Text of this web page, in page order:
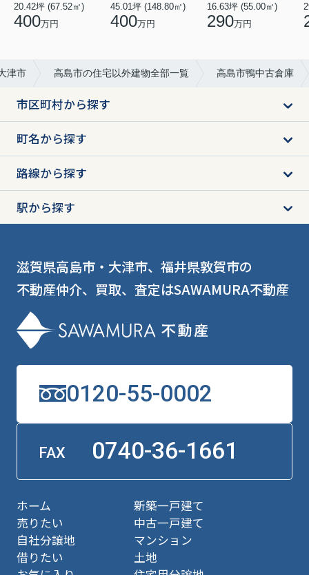
20.42坪 (67.52㎡)
400万円
45.01坪 (148.80㎡)
400万円
16.63坪 (55.00㎡)
290万円
津市 高島市の住宅以外建物全部一覧 高島市鴨中古倉庫
市区町村から探す
町名から探す
路線から探す
駅から探す
滋賀県高島市・大津市、福井県敦賀市の
不動産仲介、買取、査定はSAWAMURA不動産
0120-55-0002
FAX 0740-36-1661
ホーム
売りたい
自社分譲地
借りたい
新築一戸建て
中古一戸建て
マンション
土地